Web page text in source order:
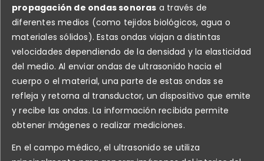
propagación de ondas sonoras a través de
diferentes medios (como tejidos biológicos, agua o
materiales sólidos). Estas ondas viajan a distintas
velocidades dependiendo de la densidad y la elasticidad
del medio. Al enviar ondas de ultrasonido hacia el
cuerpo o el material, una parte de estas ondas se
refleja y retorna al transductor, un dispositivo que emite
y recibe las ondas. La información recibida permite
obtener imágenes o realizar mediciones.
En el campo médico, el ultrasonido se utiliza